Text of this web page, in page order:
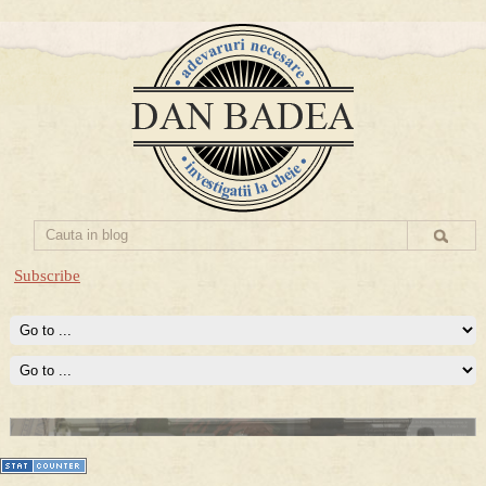
Subscribe
Prima mea carte publicata (Nemira)
Averea Presedintelui: prima lucrare despre controversatele
conturi secrete ale Securitatii.